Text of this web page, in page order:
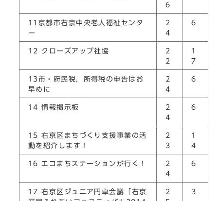
6
11京都市右京中央老人福祉センタ
ー
2
4
6
12 クローズアップ社協
2
2
1
7
13市・府民税，所得税の申告はお
早めに
2
4
6
14 情報掲示板
2
4
6
15 右京区まちづくり支援事業の活
動を紹介します！
2
3
1
4
16 エコまちステーションが行く！
2
4
6
17 右京区ジュニア円卓会議「右京
2
3